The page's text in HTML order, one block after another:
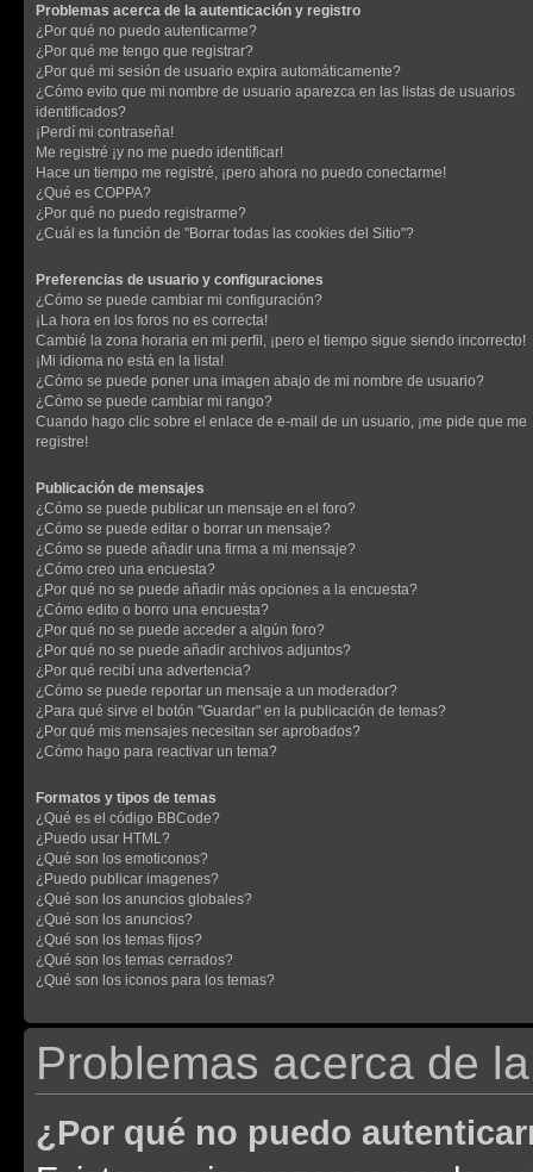
Problemas acerca de la autenticación y registro
¿Por qué no puedo autenticarme?
¿Por qué me tengo que registrar?
¿Por qué mi sesión de usuario expira automáticamente?
¿Cómo evito que mi nombre de usuario aparezca en las listas de usuarios
identificados?
¡Perdí mi contraseña!
Me registré ¡y no me puedo identificar!
Hace un tiempo me registré, ¡pero ahora no puedo conectarme!
¿Qué es COPPA?
¿Por qué no puedo registrarme?
¿Cuál es la función de "Borrar todas las cookies del Sitio"?
Preferencias de usuario y configuraciones
¿Cómo se puede cambiar mi configuración?
¡La hora en los foros no es correcta!
Cambié la zona horaria en mi perfil, ¡pero el tiempo sigue siendo incorrecto!
¡Mi idioma no está en la lista!
¿Cómo se puede poner una imagen abajo de mi nombre de usuario?
¿Cómo se puede cambiar mi rango?
Cuando hago clic sobre el enlace de e-mail de un usuario, ¡me pide que me
registre!
Publicación de mensajes
¿Cómo se puede publicar un mensaje en el foro?
¿Cómo se puede editar o borrar un mensaje?
¿Cómo se puede añadir una firma a mi mensaje?
¿Cómo creo una encuesta?
¿Por qué no se puede añadir más opciones a la encuesta?
¿Cómo edito o borro una encuesta?
¿Por qué no se puede acceder a algún foro?
¿Por qué no se puede añadir archivos adjuntos?
¿Por qué recibí una advertencia?
¿Cómo se puede reportar un mensaje a un moderador?
¿Para qué sirve el botón "Guardar" en la publicación de temas?
¿Por qué mis mensajes necesitan ser aprobados?
¿Cómo hago para reactivar un tema?
Formatos y tipos de temas
¿Qué es el código BBCode?
¿Puedo usar HTML?
¿Qué son los emoticonos?
¿Puedo publicar imagenes?
¿Qué son los anuncios globales?
¿Qué son los anuncios?
¿Qué son los temas fijos?
¿Qué son los temas cerrados?
¿Qué son los iconos para los temas?
Problemas acerca de
¿Por qué no puedo